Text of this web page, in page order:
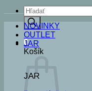
Products
search
0
Košík
NOVINKY
OUTLET
JAR
JAR